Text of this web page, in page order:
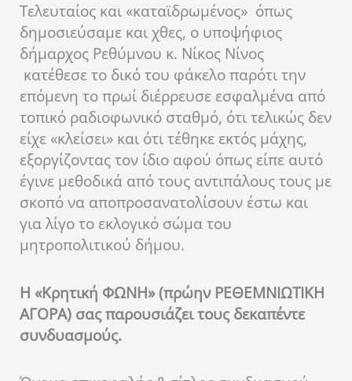
Τελευταίος και «καταϊδρωμένος» όπως
δημοσιεύσαμε και χθες, ο υποψήφιος
δήμαρχος Ρεθύμνου κ. Νίκος Νίνος
κατέθεσε το δικό του φάκελο παρότι την
επόμενη το πρωί διέρρευσε εσφαλμένα από
τοπικό ραδιοφωνικό σταθμό, ότι τελικώς δεν
είχε «κλείσει» και ότι τέθηκε εκτός μάχης,
εξοργίζοντας τον ίδιο αφού όπως είπε αυτό
έγινε μεθοδικά από τους αντιπάλους τους με
σκοπό να αποπροσανατολίσουν έστω και
για λίγο το εκλογικό σώμα του
μητροπολιτικού δήμου.
Η «Κρητική ΦΩΝΗ» (πρώην ΡΕΘΕΜΝΙΩΤΙΚΗ
ΑΓΟΡΑ) σας παρουσιάζει τους δεκαπέντε
συνδυασμούς.